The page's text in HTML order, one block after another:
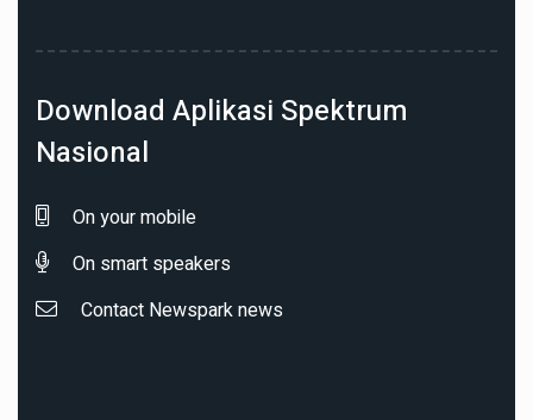
Download Aplikasi Spektrum
Nasional
On your mobile
On smart speakers
Contact Newspark news